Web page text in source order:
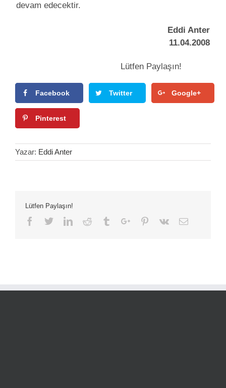
devam edecektir.
Eddi Anter
11.04.2008
Lütfen Paylaşın!
Facebook Twitter Google+
Pinterest
Yazar: Eddi Anter
Lütfen Paylaşın!
Facebook
TwitterLinkedin
Reddit TumblrGoogle+Pinterest
Vk Email